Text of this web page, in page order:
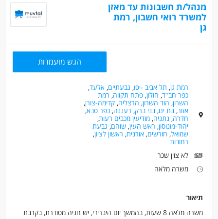
דרושים בתחום
חשבונאות וכספים - מנהל/ת חשבונות מדופלם
מאפייני משרה
משרה מלאה
מנהל/ת חשבונות עד מאזן
למשרד רואי חשבון, רמת
גן
הגש מועמדות
רמת גן, תל אביב -יפו, גבעתיים,אלעד,
כפר חב"ד, חולון,פתח תקווה, רמת
השרון, הוד השרון, הרצליה,קדימה-צורן,
אזור,בת ים,בני ברק, רעננה,כפר סבא,
חדרה, נתניה,מודיעין מכבים רעות,
יהוד-מונוסון, ראש העין,שוהם, גבעת
שמואל, חורשים,אורנית, ראשון לציון,
רחובות
לא צוין שכר
משרה מלאה
תיאור
משרה מלאה 8 שעות, בהמשך יום היברידי, יש חניה מסודרת, בקרבת